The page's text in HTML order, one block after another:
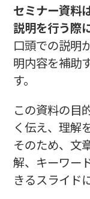
セミナー資料
説明を行う際
口頭での説明
明内容を補助
す。
この資料の目
く伝え、理解
そのため、文
解、キーワー
きるスライド